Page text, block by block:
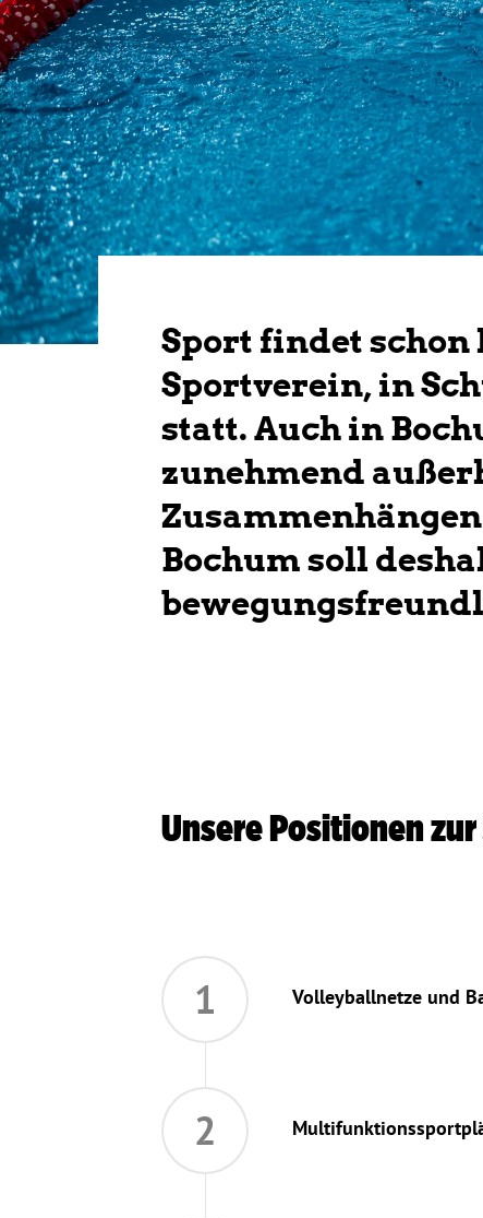
Hit enter to search or ESC to close
Sport findet
Sportverein, in
statt. Auch in
zunehmend
Bochum soll
Unsere Positionen
1 Volleyballnetze und
2